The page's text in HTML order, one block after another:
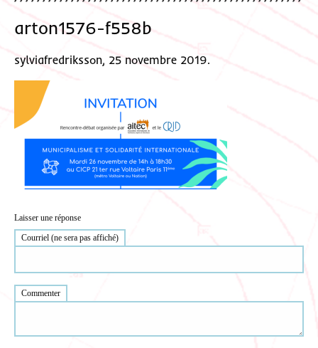
arton1576-f558b
sylviafredriksson, 25 novembre 2019.
Laisser une réponse
Courriel (ne sera pas affiché)
Commenter